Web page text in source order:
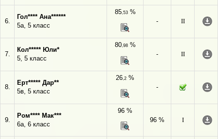
6.
Гол**** Ана******
5а, 5 класс
85,53%
-
II
7.
Кол***** Юли*
5, 5 класс
80,98%
-
II
8.
Ерт***** Дар**
5в, 5 класс
26,2 %
-
9.
Ром**** Мак***
6а, 6 класс
96 %
96 %
I